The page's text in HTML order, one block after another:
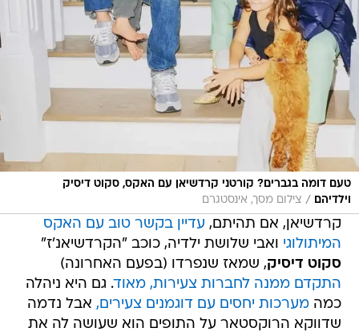
טעם דומה בגברים? קורטני קרדשיאן עם האקס, סקוט דיסיק
וילדיהם
/ צילום מסך, אינסטגרם
קרדשיאן, אם תהיתם, עדיין בקשר טוב עם האקס
המיתולוגי ואבי שלושת ילדיה, כוכב "הקרדשיאנ'ז"
סקוט דיסיק, שמאז שנפרדו (בפעם האחרונה)
התקדם ממנה לחברות צעירות, מאוד. גם היא ניהלה
כמהמערכות יחסים עם דוגמנים צעירים, אבל נדמה
שדווקא הרוקסטאר על התופים הוא שעושה לה את